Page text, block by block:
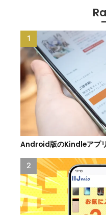
Android版のKindleアプ